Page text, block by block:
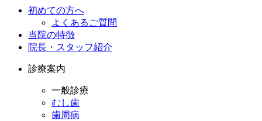
初めての方へ
よくあるご質問
当院の特徴
院長・スタッフ紹介
診療案内
一般診療
むし歯
歯周病